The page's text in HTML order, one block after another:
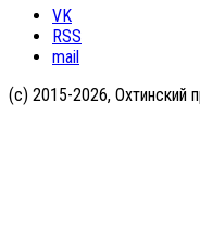
VK
RSS
mail
(с) 2015-2026, Охтинский